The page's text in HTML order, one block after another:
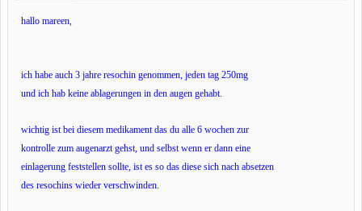
hallo mareen,
ich habe auch 3 jahre resochin genommen, jeden tag 250mg
und ich hab keine ablagerungen in den augen gehabt.
wichtig ist bei diesem medikament das du alle 6 wochen zur
kontrolle zum augenarzt gehst, und selbst wenn er dann eine
einlagerung feststellen sollte, ist es so das diese sich nach absetzen
des resochins wieder verschwinden.